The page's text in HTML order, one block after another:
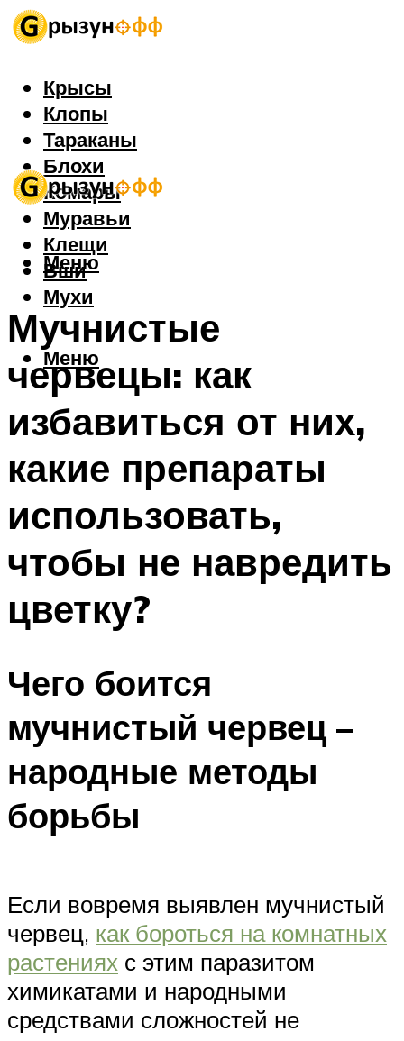
Крысы
Клопы
Тараканы
Блохи
Комары
Муравьи
Клещи
Вши
Мухи
Меню
Меню
Мучнистые
червецы: как
избавиться от них,
какие препараты
использовать,
чтобы не навредить
цветку?
Чего боится
мучнистый червец –
народные методы
борьбы
Если вовремя выявлен мучнистый
червец, как бороться на комнатных
растениях с этим паразитом
химикатами и народными
средствами сложностей не